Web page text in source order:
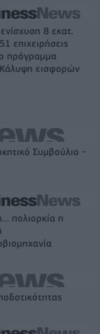
8 εκατ.
επιχειρήσεις
πρόγραμμα
Κάλυψη εισφορών
Συμβούλιο -
πολιορκία η